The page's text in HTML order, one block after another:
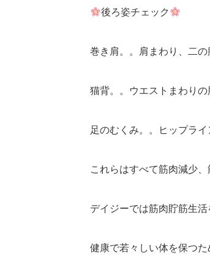
後ろ姿チェック
巻き肩。。肩まわり、二
猫背。。ウエストまわり
足のむくみ。。ヒップラ
これらはすべて筋肉減少
デイジーでは筋肉貯筋生活
健康で若々しい体を保つ